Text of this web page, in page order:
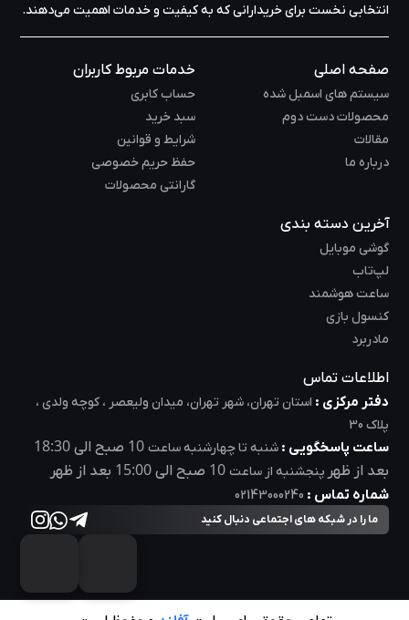
انتخابی نخست برای خریدارانی که به کیفیت و خدمات اهمیت می‌دهند.
صفحه اصلی
سیستم های اسمبل شده
محصولات دست دوم
مقالات
درباره ما
خدمات مربوط کاربران
حساب کابری
سبد خرید
شرایط و قوانین
حفظ حریم خصوصی
گارانتی محصولات
آخرین دسته بندی
گوشی موبایل
لپ‌تاب
ساعت هوشمند
کنسول بازی
مادربرد
اطلاعات تماس
دفتر مرکزی : استان تهران، شهر تهران، میدان ولیعصر ، کوچه ولدی ،
پلاک 30
ساعت پاسخگویی : شنبه تا چهارشنبه ساعت 10 صبح الی18:30
بعد از ظهر پنجشنبه از ساعت 10 صبح الی15:00 بعد از ظهر
شماره تماس : 02143000240
ما را در شبکه های اجتماعی دنبال کنید